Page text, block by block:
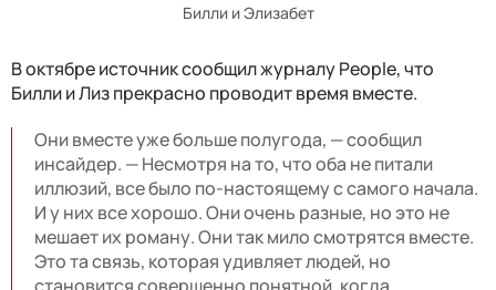
Билли и Элизабет
В октябре источник сообщил журналу People, что
Билли и Лиз прекрасно проводит время вместе.
Они вместе уже больше полугода, — сообщил
инсайдер. — Несмотря на то, что оба не питали
иллюзий, все было по-настоящему с самого начала.
И у них все хорошо. Они очень разные, но это не
мешает их роману. Они так мило смотрятся вместе.
Это та связь, которая удивляет людей, но
становится совершенно понятной, когда